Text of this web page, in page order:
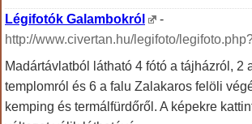
Légifotók Galambokról
-
http://www.civertan.hu/legifoto/
Madártávlatból látható 4 fótó a tájházról, 2
templomról és 6 a falu Zalakaros felöli
kemping és termálfürdőről. A képekre